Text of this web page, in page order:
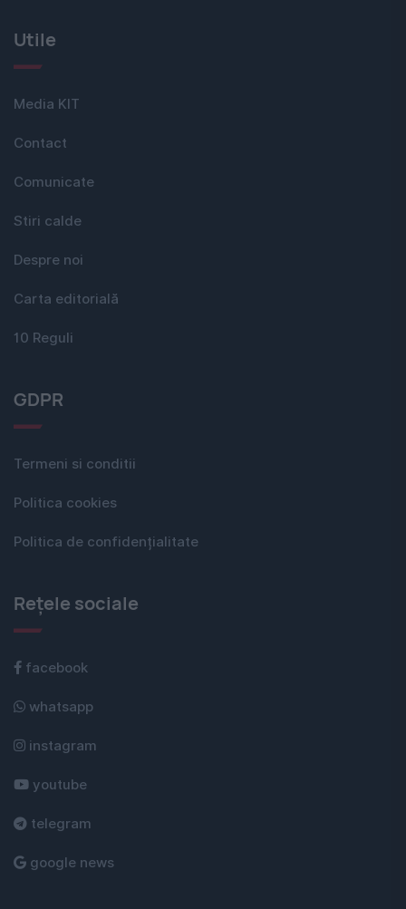
Utile
Media KIT
Contact
Comunicate
Stiri calde
Despre noi
Carta editorială
10 Reguli
GDPR
Termeni si conditii
Politica cookies
Politica de confidențialitate
Rețele sociale
facebook
whatsapp
instagram
youtube
telegram
google news